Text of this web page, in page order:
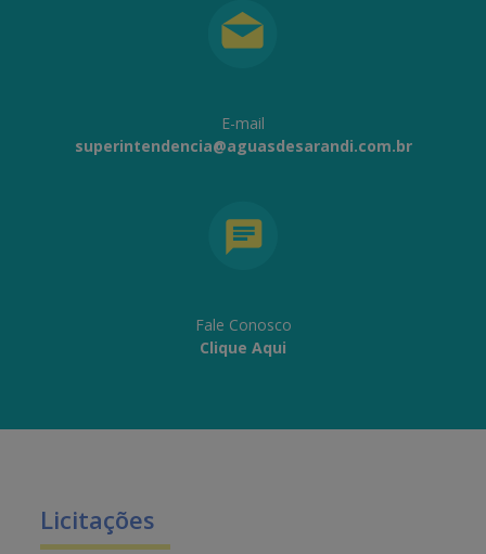
E-mail
superintendencia@aguasdesarandi.com.br
Fale Conosco
Clique Aqui
Licitações